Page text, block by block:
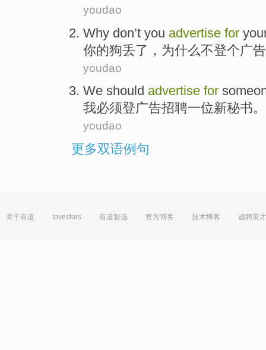
youdao
Why don’t you advertise for
你的狗丢了， 为什么不登个广告
youdao
We should advertise for
我必须登广告招聘一位新秘书。
youdao
更多双语例句
关于有道 Investors 有道智选 官方博客 技术博客 诚聘英才